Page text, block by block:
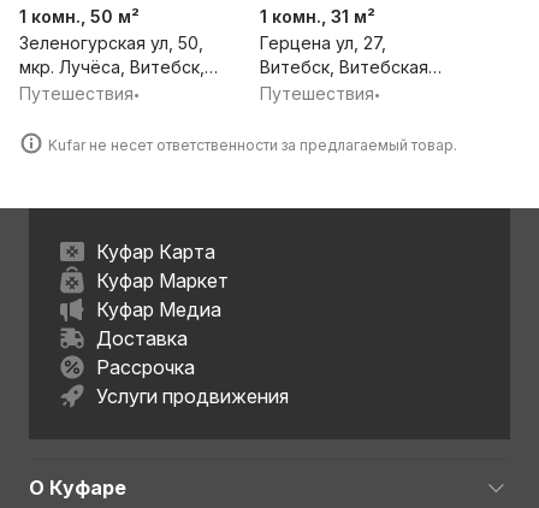
1 комн., 50 м²
Зеленогурская ул, 50,
мкр. Лучёса, Витебск,
Витебская обл.
Путешествия•
1 комн., 31 м²
Герцена ул, 27,
Витебск, Витебская
обл.
Путешествия•
Kufar не несет ответственности за предлагаемый товар.
Куфар Карта
Куфар Маркет
Куфар Медиа
Доставка
Рассрочка
Услуги продвижения
О Куфаре